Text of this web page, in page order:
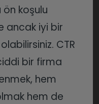
ön koşulu
ancak iyi bir
CTR
bir firma
hem
hem de